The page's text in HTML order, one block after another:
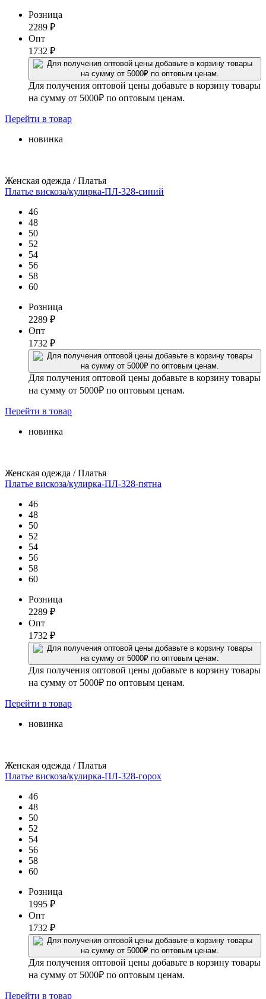
Розница
2289 ₽
Опт
1732 ₽
Для получения оптовой цены добавьте в корзину товары
на сумму от 5000₽ по оптовым ценам.
Перейти в товар
новинка
Женская одежда / Платья
Платье вискоза/кулирка-ПЛ-328-синий
46
48
50
52
54
56
58
60
Розница
2289 ₽
Опт
1732 ₽
Для получения оптовой цены добавьте в корзину товары
на сумму от 5000₽ по оптовым ценам.
Перейти в товар
новинка
Женская одежда / Платья
Платье вискоза/кулирка-ПЛ-328-пятна
46
48
50
52
54
56
58
60
Розница
2289 ₽
Опт
1732 ₽
Для получения оптовой цены добавьте в корзину товары
на сумму от 5000₽ по оптовым ценам.
Перейти в товар
новинка
Женская одежда / Платья
Платье вискоза/кулирка-ПЛ-328-горох
46
48
50
52
54
56
58
60
Розница
1995 ₽
Опт
1732 ₽
Для получения оптовой цены добавьте в корзину товары
на сумму от 5000₽ по оптовым ценам.
Перейти в товар